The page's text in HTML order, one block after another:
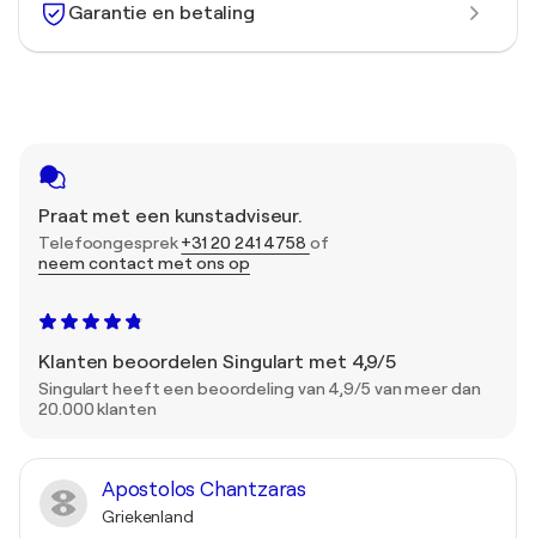
Garantie en betaling
Praat met een kunstadviseur.
Telefoongesprek+31 20 241 4758 of
neem contact met ons op
Klanten beoordelen Singulart met 4,9/5
Singulart heeft een beoordeling van 4,9/5 van meer dan
20.000 klanten
Apostolos Chantzaras
Griekenland